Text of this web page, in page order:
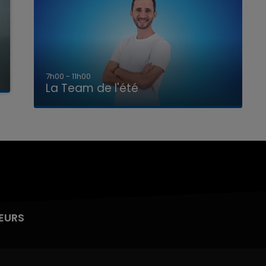
7h00 - 11h00
La Team de l'été